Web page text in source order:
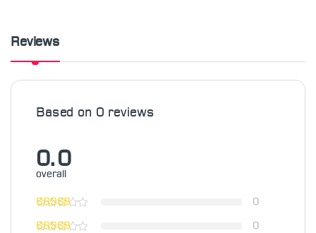
Reviews
Based on 0 reviews
0.0
overall
0
0